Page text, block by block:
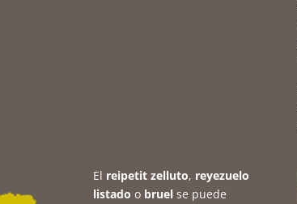
El reipetit zelluto, reyezuelo
listado o bruel se puede